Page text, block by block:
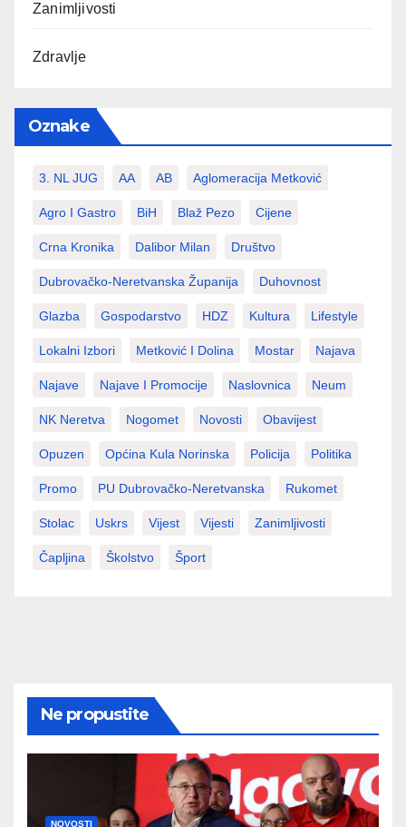
Zanimljivosti
Zdravlje
Oznake
3. NL JUG AA AB Aglomeracija Metković
Agro I Gastro BiH Blaž Pezo Cijene
Crna Kronika Dalibor Milan Društvo
Dubrovačko-Neretvanska Županija Duhovnost
Glazba Gospodarstvo HDZ Kultura Lifestyle
Lokalni Izbori Metković I Dolina Mostar Najava
Najave Najave I Promocije Naslovnica Neum
NK Neretva Nogomet Novosti Obavijest
Opuzen Općina Kula Norinska Policija Politika
Promo PU Dubrovačko-Neretvanska Rukomet
Stolac Uskrs Vijest Vijesti Zanimljivosti
Čapljina Školstvo Šport
Ne propustite
NOVOSTI